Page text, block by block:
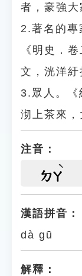
者，豪強大
2.著名的專
《明史．
文，洸洋紆
3.眾人。《
沏上茶來，
注音：
ㄉㄚ
漢語拼音：
dà gū
解釋：